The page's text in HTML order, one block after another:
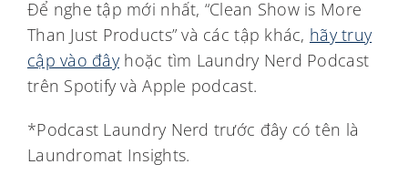
Để nghe tập mới nhất, “Clean Show is More
Than Just Products” và các tập khác, hãy truy
cập vào đâyhoặc tìm Laundry Nerd Podcast
trên Spotify và Apple podcast.
*Podcast Laundry Nerd trước đây có tên là
Laundromat Insights.